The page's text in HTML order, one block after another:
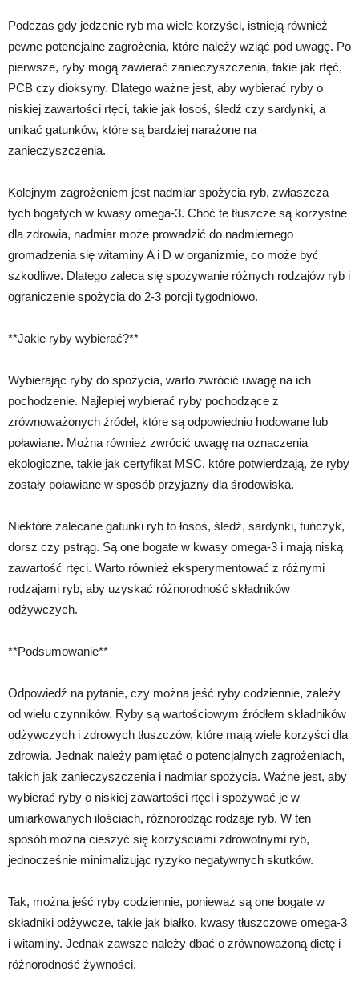
Podczas gdy jedzenie ryb ma wiele korzyści, istnieją również
pewne potencjalne zagrożenia, które należy wziąć pod uwagę. Po
pierwsze, ryby mogą zawierać zanieczyszczenia, takie jak rtęć,
PCB czy dioksyny. Dlatego ważne jest, aby wybierać ryby o
niskiej zawartości rtęci, takie jak łosoś, śledź czy sardynki, a
unikać gatunków, które są bardziej narażone na
zanieczyszczenia.
Kolejnym zagrożeniem jest nadmiar spożycia ryb, zwłaszcza
tych bogatych w kwasy omega-3. Choć te tłuszcze są korzystne
dla zdrowia, nadmiar może prowadzić do nadmiernego
gromadzenia się witaminy A i D w organizmie, co może być
szkodliwe. Dlatego zaleca się spożywanie różnych rodzajów ryb i
ograniczenie spożycia do 2-3 porcji tygodniowo.
**Jakie ryby wybierać?**
Wybierając ryby do spożycia, warto zwrócić uwagę na ich
pochodzenie. Najlepiej wybierać ryby pochodzące z
zrównoważonych źródeł, które są odpowiednio hodowane lub
poławiane. Można również zwrócić uwagę na oznaczenia
ekologiczne, takie jak certyfikat MSC, które potwierdzają, że ryby
zostały poławiane w sposób przyjazny dla środowiska.
Niektóre zalecane gatunki ryb to łosoś, śledź, sardynki, tuńczyk,
dorsz czy pstrąg. Są one bogate w kwasy omega-3 i mają niską
zawartość rtęci. Warto również eksperymentować z różnymi
rodzajami ryb, aby uzyskać różnorodność składników
odżywczych.
**Podsumowanie**
Odpowiedź na pytanie, czy można jeść ryby codziennie, zależy
od wielu czynników. Ryby są wartościowym źródłem składników
odżywczych i zdrowych tłuszczów, które mają wiele korzyści dla
zdrowia. Jednak należy pamiętać o potencjalnych zagrożeniach,
takich jak zanieczyszczenia i nadmiar spożycia. Ważne jest, aby
wybierać ryby o niskiej zawartości rtęci i spożywać je w
umiarkowanych ilościach, różnorodząc rodzaje ryb. W ten
sposób można cieszyć się korzyściami zdrowotnymi ryb,
jednocześnie minimalizując ryzyko negatywnych skutków.
Tak, można jeść ryby codziennie, ponieważ są one bogate w
składniki odżywcze, takie jak białko, kwasy tłuszczowe omega-3
i witaminy. Jednak zawsze należy dbać o zrównoważoną dietę i
różnorodność żywności.